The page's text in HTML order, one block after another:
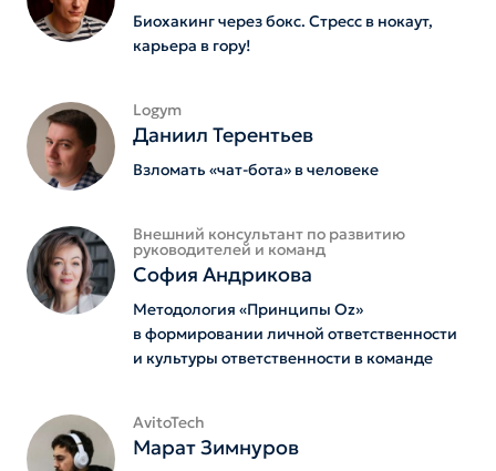
Биохакинг через бокс. Стресс в нокаут,
карьера в гору!
Logym
Даниил Терентьев
Взломать «чат-бота» в человеке
Внешний консультант по развитию
руководителей и команд
София Андрикова
Методология «Принципы Oz»
в формировании личной ответственности
и культуры ответственности в команде
AvitoTech
Марат Зимнуров